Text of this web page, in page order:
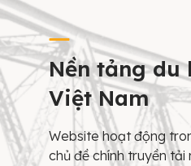
Nền tảng du
Việt Nam
Website hoạt động
chủ đề chính truyền tải